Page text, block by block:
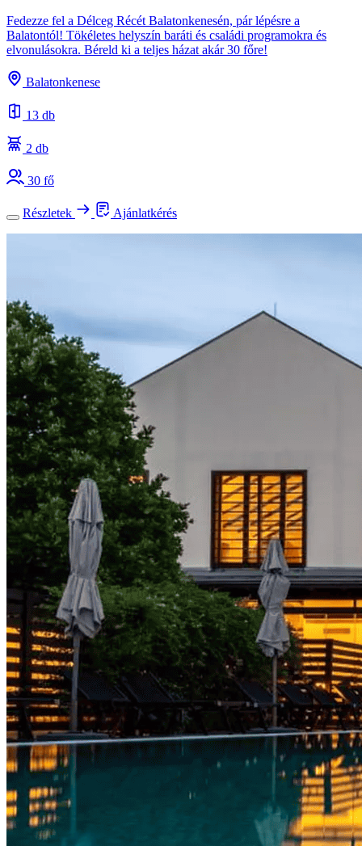
Fedezze fel a Délceg Récét Balatonkenesén, pár lépésre a
Balatontól! Tökéletes helyszín baráti és családi programokra és
elvonulásokra. Béreld ki a teljes házat akár 30 főre!
Balatonkenese
13 db
2 db
30 fő
Részletek Ajánlatkérés